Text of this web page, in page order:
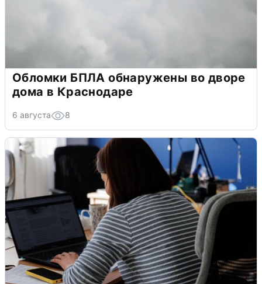
Обломки БПЛА обнаружены во дворе
дома в Краснодаре
6 августа 8